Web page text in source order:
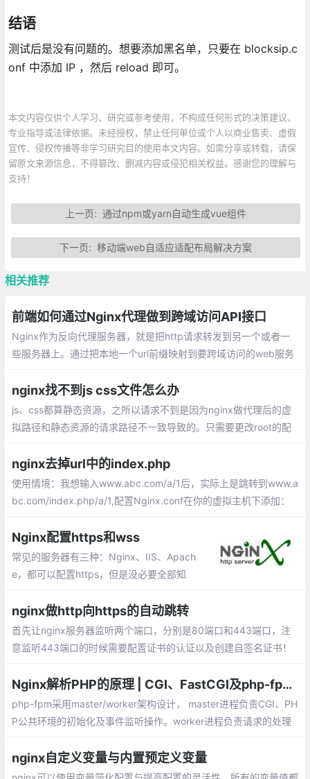
结语
测试后是没有问题的。想要添加黑名单，只要在 blocksip.c
onf 中添加 IP ，然后 reload 即可。
本文内容仅供个人学习、研究或参考使用，不构成任何形式的决策建议、
专业指导或法律依据。未经授权，禁止任何单位或个人以商业售卖、虚假
宣传、侵权传播等非学习研究目的使用本文内容。如需分享或转载，请保
留原文来源信息，不得篡改、删减内容或侵犯相关权益。感谢您的理解与
支持！
上一页: 通过npm或yarn自动生成vue组件
下一页: 移动端web自适应适配布局解决方案
相关推荐
前端如何通过Nginx代理做到跨域访问API接口
Nginx作为反向代理服务器，就是把http请求转发到另一个或者一
些服务器上。通过把本地一个url前缀映射到要跨域访问的web服务
务器上的一个url
nginx找不到js css文件怎么办
js、css都算静态资源，之所以请求不到是因为nginx做代理后的虚
拟路径和静态资源的请求路径不一致导致的。只需要更改root的配
nginx去掉url中的index.php
使用情境：我想输入www.abc.com/a/1后，实际上是跳转到www.a
bc.com/index.php/a/1,配置Nginx.conf在你的虚拟主机下添加：
Nginx配置https和wss
常见的服务器有三种：Nginx、IIS、Apach
e，都可以配置https，但是没必要全部知
会配置Nginx就足够了。在/etc/nginx/conf.
d目录下新建https.conf
nginx做http向https的自动跳转
首先让nginx服务器监听两个端口，分别是80端口和443端口，注
意监听443端口的时候需要配置证书的认证以及创建自签名证书！
出了两个server的配置，可以直接复制到http块中。
Nginx解析PHP的原理 | CGI、FastCGI及php-fpm的关系
php-fpm采用master/worker架构设计， master进程负责CGI、PH
P公共环境的初始化及事件监听操作。worker进程负责请求的处理
这也是php-fpm性能优异的原因之一
nginx自定义变量与内置预定义变量